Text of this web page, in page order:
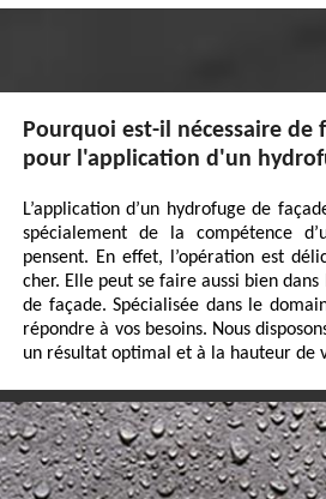
Pourquoi est-il nécessaire
pour l'application d'un
L’application d’un hydrofuge de
spécialement de la compétence
pensent. En effet, l’opération est
cher. Elle peut se faire aussi bien
de façade. Spécialisée dans le
répondre à vos besoins. Nous
un résultat optimal et à la hauteur de